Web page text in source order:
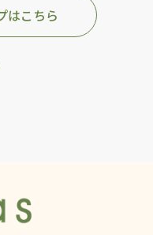
はこちら